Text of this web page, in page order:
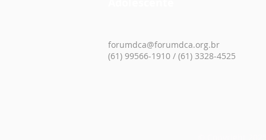
forumdca@forumdca.org.br
(61) 99566-1910 / (61) 3328-4525